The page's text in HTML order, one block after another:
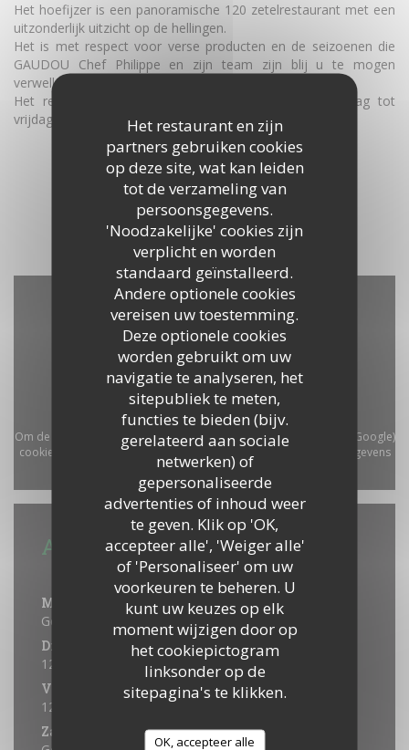
Het restaurant en zijn
partners gebruiken cookies
op deze site, wat kan leiden
tot de verzameling van
persoonsgegevens.
'Noodzakelijke' cookies zijn
verplicht en worden
standaard geïnstalleerd.
Andere optionele cookies
vereisen uw toestemming.
Deze optionele cookies
worden gebruikt om uw
navigatie te analyseren, het
sitepubliek te meten,
functies te bieden (bijv.
gerelateerd aan sociale
netwerken) of
gepersonaliseerde
advertenties of inhoud weer
te geven. Klik op 'OK,
accepteer alle', 'Weiger alle'
of 'Personaliseer' om uw
voorkeuren te beheren. U
kunt uw keuzes op elk
moment wijzigen door op
het cookiepictogram
linksonder op de
sitepagina's te klikken.
OK, accepteer alle
Het hoefijzer is een panoramische 120 zetelrestaurant met een
uitzonderlijk uitzicht op de hellingen.
Het is met respect voor verse producten en de seizoenen die
GAUDOU Chef Philippe en zijn team zijn blij u te mogen
verwelkomen het hele jaar.
Het restaurant is geopend voor de lunch van maandag tot
vrijdag, op de race dagen en avonden op reservatie.
ONTDEK HET GEBIED
Om de interactieve Waze-kaart weer te geven, moet u Waze Map (Google)
cookies accepteren. Deze cookies kunnen navigatie- en locatiegegevens
Toestaan
Algemene informatie
Openingstijden
Maandag
Gesloten
Din
12:00 - 14:00
Vrijdag
12:00 - 14:00
Zaterdag